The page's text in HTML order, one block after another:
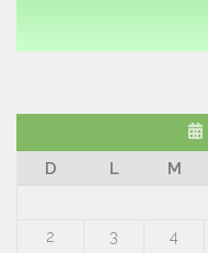
D
L M
2
3 4